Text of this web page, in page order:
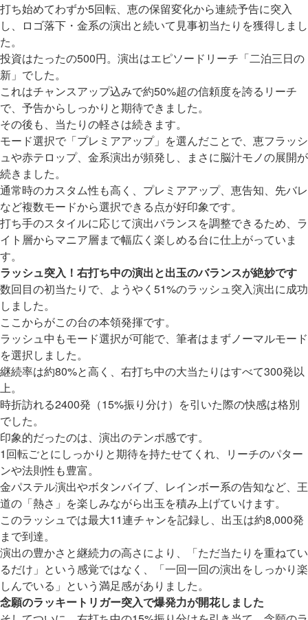
打ち始めてわずか5回転、恵の保留変化から連続予告に突入
し、ロゴ落下・金系の演出と続いて見事初当たりを獲得しまし
た。
投資はたったの500円。演出はエピソードリーチ「二泊三日の
新」でした。
これはチャンスアップ込みで約50%超の信頼度を誇るリーチ
で、予告からしっかりと期待できました。
その後も、当たりの軽さは続きます。
モード選択で「プレミアアップ」を選んだことで、恵フラッシ
ュや赤テロップ、金系演出が頻発し、まさに脳汁モノの展開が
続きました。
通常時のカスタム性も高く、プレミアアップ、恵告知、先バレ
など複数モードから選択できる点が好印象です。
打ち手のスタイルに応じて演出バランスを調整できるため、ラ
イト層からマニア層まで幅広く楽しめる台に仕上がっていま
す。
ラッシュ突入！右打ち中の演出と出玉のバランスが絶妙です
数回目の初当たりで、ようやく51%のラッシュ突入演出に成功
しました。
ここからがこの台の本領発揮です。
ラッシュ中もモード選択が可能で、筆者はまずノーマルモード
を選択しました。
継続率は約80%と高く、右打ち中の大当たりはすべて300発以
上。
時折訪れる2400発（15%振り分け）を引いた際の快感は格別
でした。
印象的だったのは、演出のテンポ感です。
1回転ごとにしっかりと期待を持たせてくれ、リーチのパター
ンや法則性も豊富。
金パステル演出やボタンバイブ、レインボー系の告知など、王
道の「熱さ」を楽しみながら出玉を積み上げていけます。
このラッシュでは最大11連チャンを記録し、出玉は約8,000発
まで到達。
演出の豊かさと継続力の高さにより、「ただ当たりを重ねてい
るだけ」という感覚ではなく、「一回一回の演出をしっかり楽
しんでいる」という満足感がありました。
念願のラッキートリガー突入で爆発力が開花しました